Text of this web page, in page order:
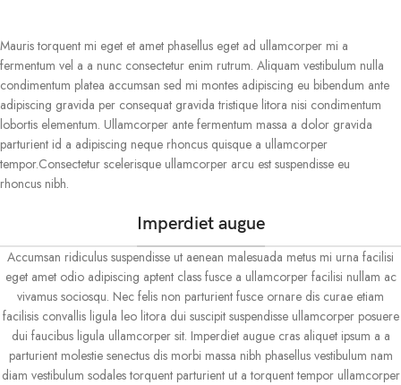
Mauris torquent mi eget et amet phasellus eget ad ullamcorper mi a
fermentum vel a a nunc consectetur enim rutrum. Aliquam vestibulum nulla
condimentum platea accumsan sed mi montes adipiscing eu bibendum ante
adipiscing gravida per consequat gravida tristique litora nisi condimentum
lobortis elementum. Ullamcorper ante fermentum massa a dolor gravida
parturient id a adipiscing neque rhoncus quisque a ullamcorper
tempor.Consectetur scelerisque ullamcorper arcu est suspendisse eu
rhoncus nibh.
Imperdiet augue
Accumsan ridiculus suspendisse ut aenean malesuada metus mi urna facilisi
eget amet odio adipiscing aptent class fusce a ullamcorper facilisi nullam ac
vivamus sociosqu. Nec felis non parturient fusce ornare dis curae etiam
facilisis convallis ligula leo litora dui suscipit suspendisse ullamcorper posuere
dui faucibus ligula ullamcorper sit. Imperdiet augue cras aliquet ipsum a a
parturient molestie senectus dis morbi massa nibh phasellus vestibulum nam
diam vestibulum sodales torquent parturient ut a torquent tempor ullamcorper